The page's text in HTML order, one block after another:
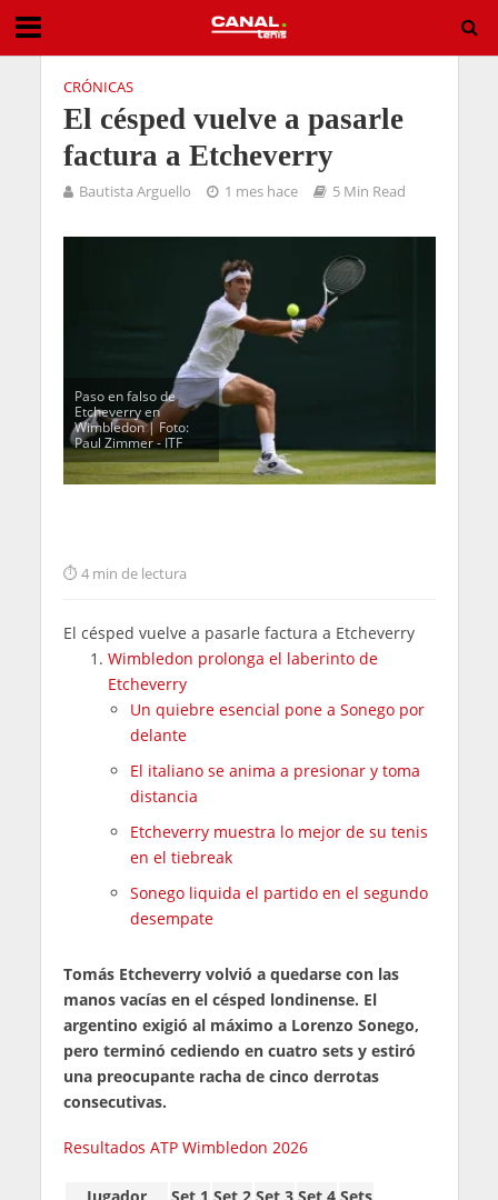
CRÓNICAS
El césped vuelve a pasarle
factura a Etcheverry
Bautista Arguello 1 mes hace 5 Min Read
Paso en falso de
Etcheverry en
Wimbledon | Foto:
Paul Zimmer - ITF
4 min de lectura
El césped vuelve a pasarle factura a Etcheverry
Wimbledon prolonga el laberinto de
Etcheverry
Un quiebre esencial pone a Sonego por
delante
El italiano se anima a presionar y toma
distancia
Etcheverry muestra lo mejor de su tenis
en el tiebreak
Sonego liquida el partido en el segundo
desempate
Tomás Etcheverry volvió a quedarse con las
manos vacías en el césped londinense. El
argentino exigió al máximo a Lorenzo Sonego,
pero terminó cediendo en cuatro sets y estiró
una preocupante racha de cinco derrotas
consecutivas.
Resultados ATP Wimbledon 2026